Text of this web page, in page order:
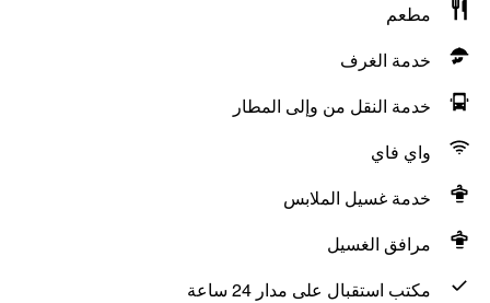
مطعم
خدمة الغرف
خدمة النقل من وإلى المطار
واي فاي
خدمة غسيل الملابس
مرافق الغسيل
مكتب استقبال على مدار 24 ساعة